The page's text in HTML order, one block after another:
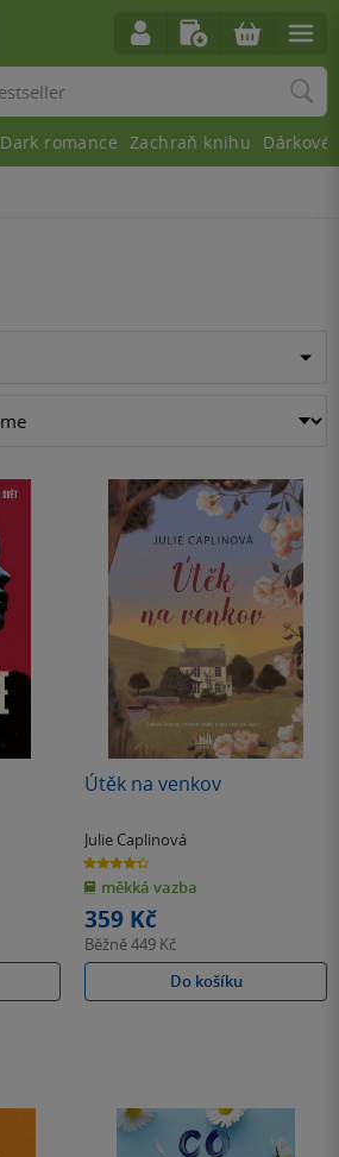
Útěk na venkov
Julie Caplinová
4.3
z
5
hvězdiček
měkká vazba
359 Kč
Běžně449 Kč
Do košíku
Dark romance Zachraň knihu Dárkové